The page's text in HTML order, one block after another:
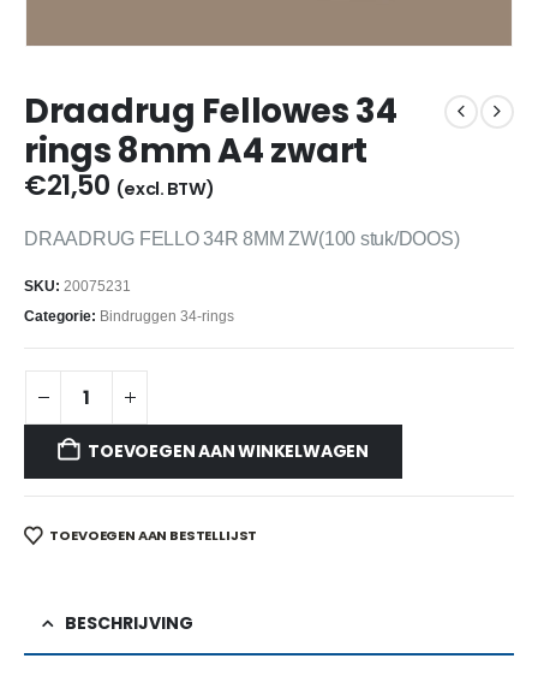
Draadrug Fellowes 34
rings 8mm A4 zwart
€21,50 (excl. BTW)
DRAADRUG FELLO 34R 8MM ZW(100 stuk/DOOS)
SKU: 20075231
Categorie: Bindruggen 34-rings
TOEVOEGEN AAN WINKELWAGEN
TOEVOEGEN AAN BESTELLIJST
BESCHRIJVING